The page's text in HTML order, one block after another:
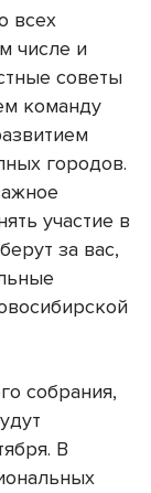
всех
числе и
советы
команду
городов.
участие в
за вас,
собрания,
В